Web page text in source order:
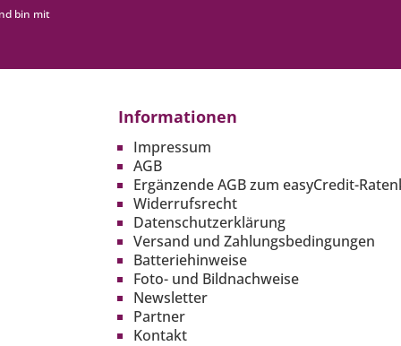
bin mit
Informationen
Impressum
AGB
Ergänzende AGB zum easyCredit-
Widerrufsrecht
Datenschutzerklärung
Versand und Zahlungsbedingungen
Batteriehinweise
Foto- und Bildnachweise
Newsletter
Partner
Kontakt